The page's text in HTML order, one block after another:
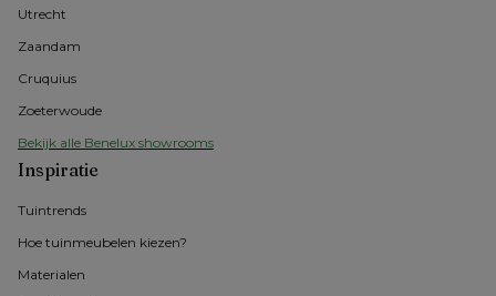
Utrecht
Zaandam
Cruquius
Zoeterwoude
Bekijk alle Benelux showrooms
Inspiratie
Tuintrends
Hoe tuinmeubelen kiezen?
Materialen